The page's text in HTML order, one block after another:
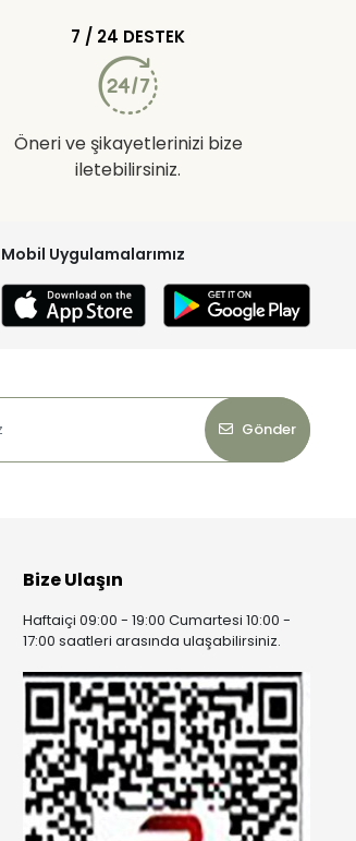
7 / 24 DESTEK
Öneri ve şikayetlerinizi bize
iletebilirsiniz.
Mobil Uygulamalarımız
Gönder
Bize Ulaşın
Haftaiçi 09:00 - 19:00 Cumartesi 10:00 -
17:00 saatleri arasında ulaşabilirsiniz.